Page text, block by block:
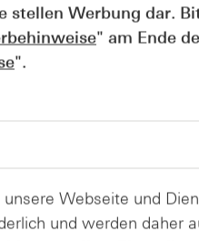
Kleingedruckte:
bei Derivaten -
Werbung dar.
" am Ende
".
Webseite und
und werden daher